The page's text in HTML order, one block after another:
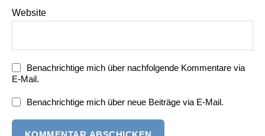
Website
Benachrichtige mich über nachfolgende Kommentare via
E-Mail.
Benachrichtige mich über neue Beiträge via E-Mail.